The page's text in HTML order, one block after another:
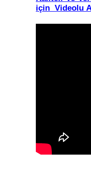
için Videolu